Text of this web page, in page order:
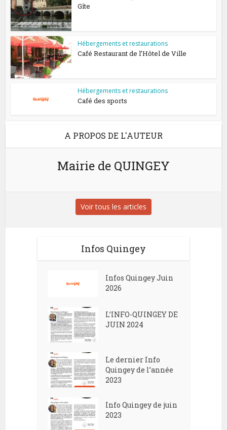
Gîte
Hébergements et restaurations
Café Restaurant de l’Hôtel de Ville
Hébergements et restaurations
Café des sports
A PROPOS DE L'AUTEUR
Mairie de QUINGEY
Voir tous les articles
Infos Quingey
Infos Quingey Juin
2026
L’INFO-QUINGEY DE
JUIN 2024
Le dernier Info
Quingey de l’année
2023
Info Quingey de juin
2023